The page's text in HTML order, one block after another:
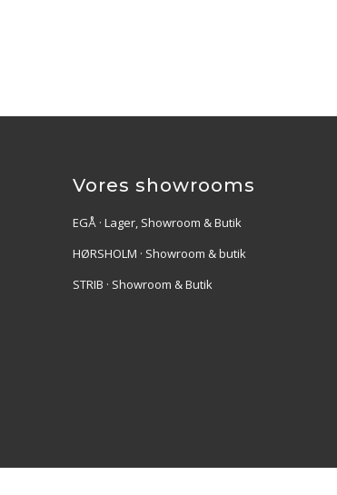
Vores showrooms
EGÅ · Lager, Showroom & Butik
HØRSHOLM · Showroom & butik
STRIB · Showroom & Butik